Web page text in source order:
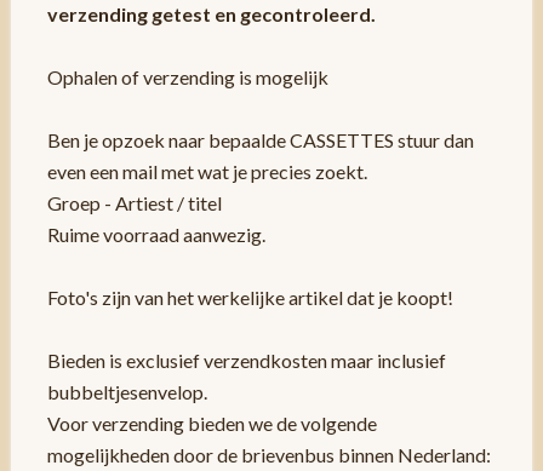
verzending getest en gecontroleerd.
Ophalen of verzending is mogelijk
Ben je opzoek naar bepaalde CASSETTES stuur dan
even een mail met wat je precies zoekt.
Groep - Artiest / titel
Ruime voorraad aanwezig.
Foto's zijn van het werkelijke artikel dat je koopt!
Bieden is exclusief verzendkosten maar inclusief
bubbeltjesenvelop.
Voor verzending bieden we de volgende
mogelijkheden door de brievenbus binnen Nederland: